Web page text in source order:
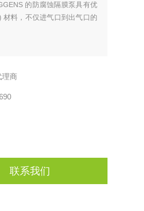
的防腐蚀隔膜泵具有优
料，不仅进气口到出气口的
理商
联系我们